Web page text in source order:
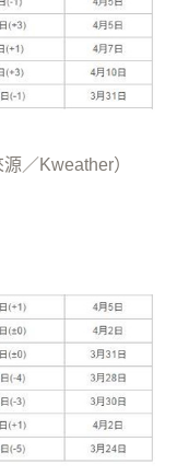
／Kweather）